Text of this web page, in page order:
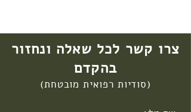
צרו קשר לכל שאלה ונחזור
בהקדם
(סודיות רפואית מובטחת)